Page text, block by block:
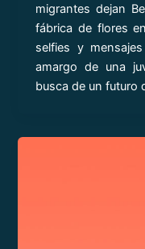
migrantes dejan
fábrica de flores
selfies y
amargo de una
busca de un futuro